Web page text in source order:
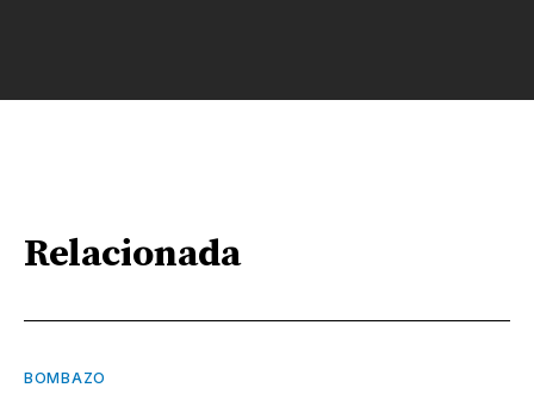
Relacionada
BOMBAZO